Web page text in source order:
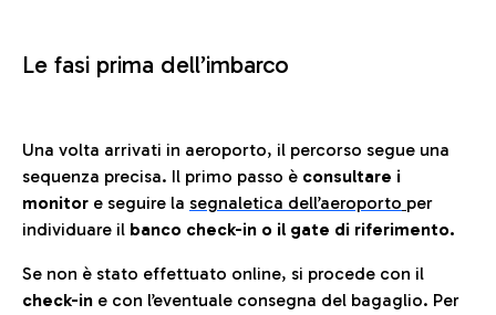
Le fasi prima dell’imbarco
Una volta arrivati in aeroporto, il percorso segue una
sequenza precisa. Il primo passo è consultare i
monitor e seguire la segnaletica dell’aeroporto per
individuare il banco check-in o il gate di riferimento.
Se non è stato effettuato online, si procede con il
check-in e con l’eventuale consegna del bagaglio. Per